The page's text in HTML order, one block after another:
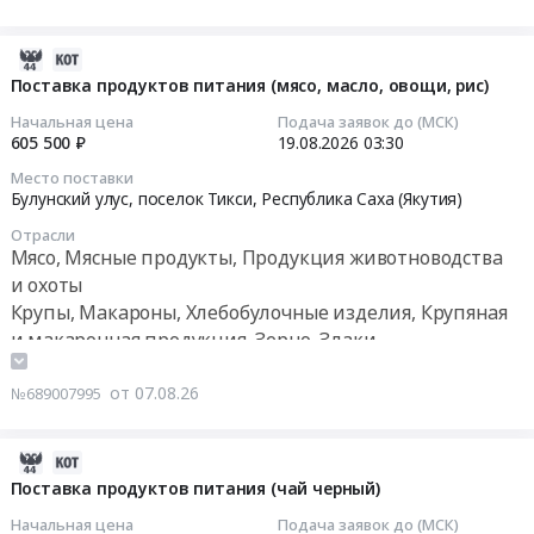
Поставка продуктов питания (мясо, масло, овощи, рис)
Начальная цена
605 500 ₽
Подача заявок до (МСК)
19.08.2026 03:30
Место поставки
Булунский улус, поселок Тикси, Республика Саха (Якутия)
Отрасли
Мясо, Мясные продукты, Продукция животноводства
и охоты
Крупы, Макароны, Хлебобулочные изделия, Крупяная
и макаронная продукция, Зерно, Злаки
Овощи, Фрукты, в том числе консервированные,
Сухофрукты
№689007995 от 07.08.26
Поставка продуктов питания (чай черный)
Начальная цена Подача заявок до (МСК)